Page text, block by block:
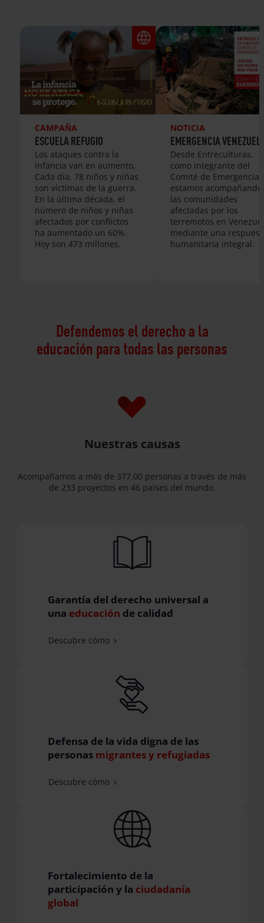
CAMPAÑA
ESCUELA REFUGIO
Los ataques contra la
infancia van en aumento.
Cada día, 78 niños y niñas
son víctimas de la guerra.
En la última década, el
número de niños y niñas
afectados por conflictos
ha aumentado un 60%.
Hoy son 473 millones.
NOTICIA
EMERGENCIA
Desde Entreculturas,
como integrante del
Comité de
estamos acompañando
las comunidades
afectadas por los
terremotos en
mediante una
humanitaria integral.
Defendemos el derecho a la
educación para todas las personas
Nuestras causas
Acompañamos a más de 377.00 personas a través de más
de 233 proyectos en 46 países del mundo.
Garantía del derecho universal a
una educación de calidad
Descubre cómo
Defensa de la vida digna de las
personas migrantes y refugiadas
Descubre cómo
Fortalecimiento de la
participación y la ciudadanía
global